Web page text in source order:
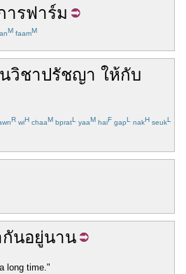
ารฟาร์ม
M faamM
วิชาปรัชญา ให้กับ
R wiH chaaM bpratL yaaM haiF gapL nakH seukL
กันอยู่นาน
long time."